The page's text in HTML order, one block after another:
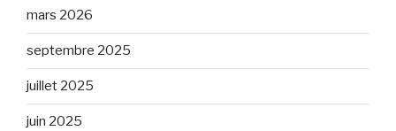
mars 2026
septembre 2025
juillet 2025
juin 2025